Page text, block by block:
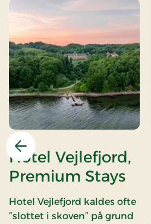
Forrige
Hotel Vejlefjord,
Premium Stays
Hotel Vejlefjord kaldes ofte
”slottet i skoven” på grund